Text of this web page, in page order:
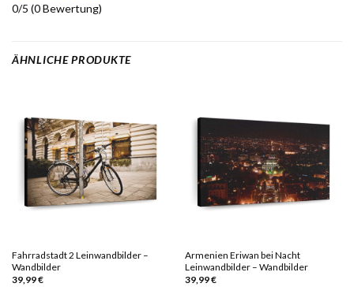
0/5 (0 Bewertung)
ÄHNLICHE PRODUKTE
Fahrradstadt 2 Leinwandbilder –
Wandbilder
39,99€
Armenien Eriwan bei Nacht
Leinwandbilder – Wandbilder
39,99€